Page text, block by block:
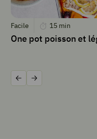
récupérer
zeste
très
fine
Facile 15 min
One pot poisson et
Précédent
Suivant